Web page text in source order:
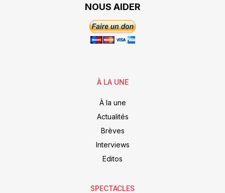
NOUS AIDER
À LA UNE
À la une
Actualités
Brèves
Interviews
Editos
SPECTACLES